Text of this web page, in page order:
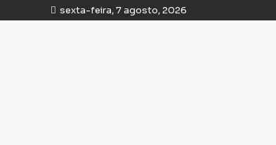
sexta-feira, 7 agosto, 2026